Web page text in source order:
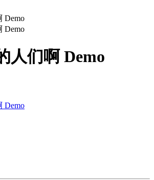
人们啊 Demo